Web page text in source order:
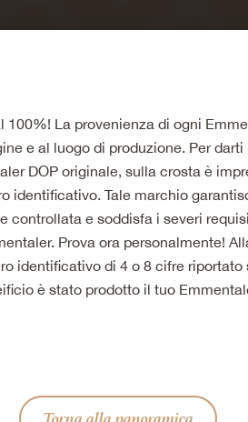
100%! La provenienza di ogni
e al luogo di produzione. Per
DOP originale, sulla crosta è
identificativo. Tale marchio
controllata e soddisfa i severi
Prova ora personalmente!
identificativo di 4 o 8 cifre riportato
è stato prodotto il tuo